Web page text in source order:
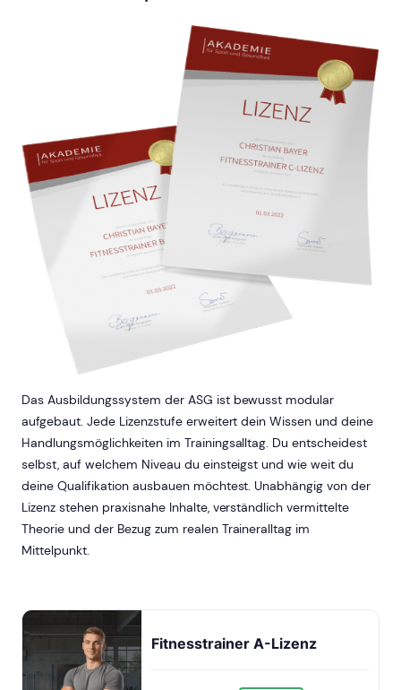
Das Ausbildungssystem der ASG ist bewusst modular
aufgebaut. Jede Lizenzstufe erweitert dein Wissen und deine
Handlungsmöglichkeiten im Trainingsalltag. Du entscheidest
selbst, auf welchem Niveau du einsteigst und wie weit du
deine Qualifikation ausbauen möchtest. Unabhängig von der
Lizenz stehen praxisnahe Inhalte, verständlich vermittelte
Theorie und der Bezug zum realen Traineralltag im
Mittelpunkt.
Fitnesstrainer A-Lizenz